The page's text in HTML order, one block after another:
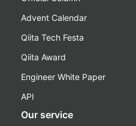
Advent Calendar
Qiita Tech Festa
Qiita Award
Engineer White Paper
API
Our service